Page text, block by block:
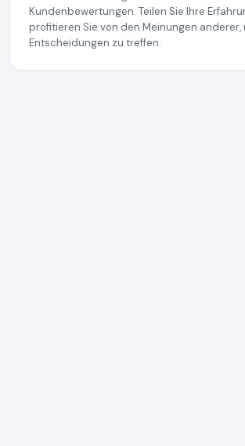
Kundenbewertungen. Teilen Sie Ihre
profitieren Sie von den Meinungen anderer,
Entscheidungen zu treffen.